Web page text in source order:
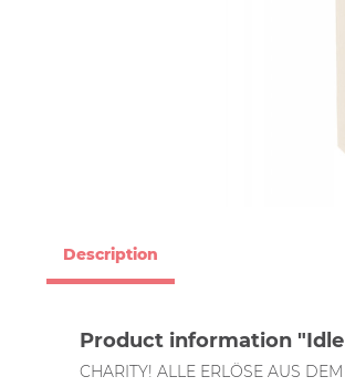
Description
Product information "Idle
CHARITY! ALLE ERLÖSE AUS